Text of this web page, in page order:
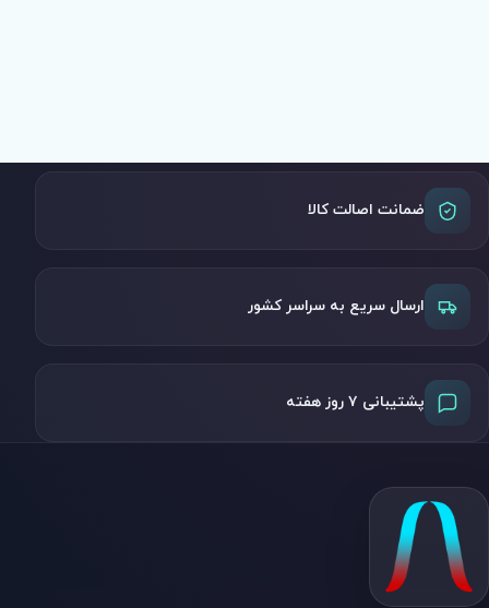
ضمانت اصالت کالا
ارسال سریع به سراسر کشور
پشتیبانی ۷ روز هفته